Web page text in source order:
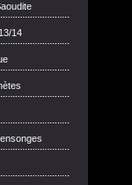
14